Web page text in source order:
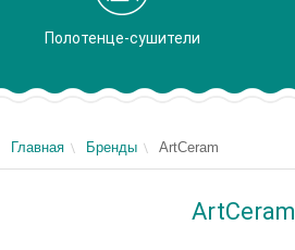
Полотенце-сушители
Главная Бренды ArtCeram
ArtCeram